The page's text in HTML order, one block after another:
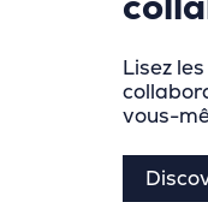
Lisez
vous-